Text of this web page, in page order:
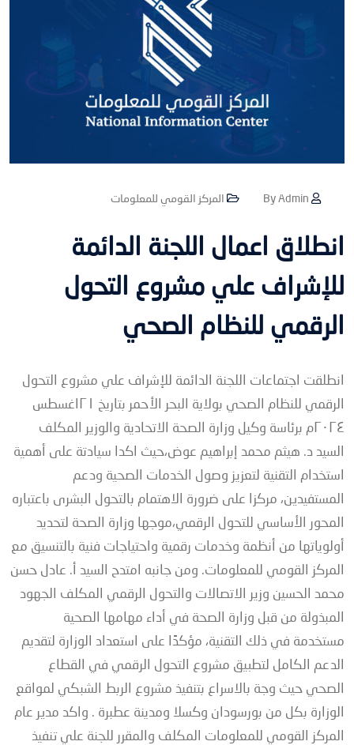
المركز القومي للمعلومات
انطلاق اعمال اللجنة الدائمة
للإشراف علي مشروع التحول
الرقمي للنظام الصحي
انطلقت اجتماعات اللجنة الدائمة للإشراف علي مشروع التحول
الرقمي للنظام الصحي بولاية البحر الأحمر بتاريخ ٢١اغسطس
٢٠٢٤م برئاسة وكيل وزارة الصحة الاتحادية والوزير المكلف
السيد د. هيثم محمد إبراهيم عوض،حيث اكدا سيادتة على أهمية
استخدام التقنية لتعزيز وصول الخدمات الصحية ودعم
المستفيدين، مركزا على ضرورة الاهتمام بالتحول البشرى باعتباره
المحور الأساسي للتحول الرقمي،موجها وزارة الصحة لتحديد
أولوياتها من أنظمة وخدمات رقمية واحتياجات فنية بالتنسيق مع
المركز القومي للمعلومات. ومن جانبه امتدح السيد أ. عادل حسن
محمد الحسين وزير الاتصالات والتحول الرقمي المكلف الجهود
المبذولة من قبل وزارة الصحة في أداء مهامها الصحية
مستخدمة في ذلك التقنية، مؤكدًا على استعداد الوزارة لتقديم
الدعم الكامل لتطبيق مشروع التحول الرقمي في القطاع
الصحي حيث وجة بالاسراع بتنفيذ مشروع الربط الشبكي لمواقع
الوزارة بكل من بورسودان وكسلا ومدينة عطبرة . واكد مدير عام
المركز القومي للمعلومات المكلف والمقرر للجنة علي تنفيذ